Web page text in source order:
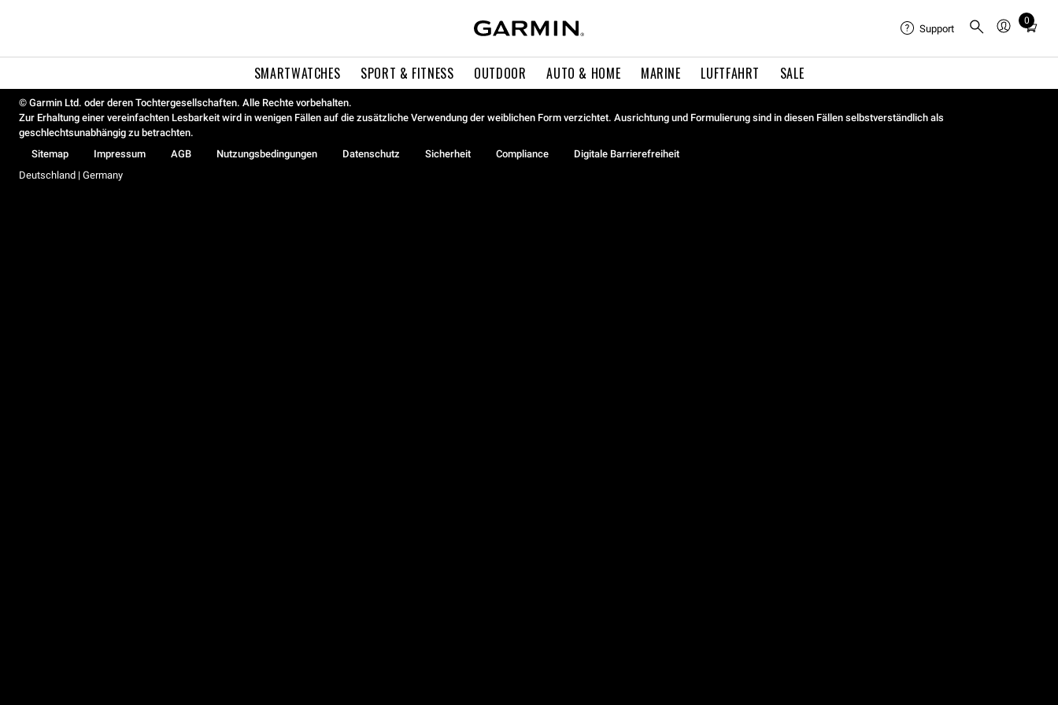
SMARTWATCHES SPORT & FITNESS OUTDOOR AUTO & HOME MARINE LUFTFAHRT SALE
Support
0
Total
in
© Garmin Ltd. oder deren Tochtergesellschaften. Alle Rechte vorbehalten.
Zur Erhaltung einer vereinfachten Lesbarkeit wird in wenigen Fällen auf die zusätzliche Verwendung der weiblichen Form verzichtet. Ausrichtung und Formulierung sind in diesen Fällen selbstverständlich als
geschlechtsunabhängig zu betrachten.
Sitemap
Impressum AGB Nutzungsbedingungen Datenschutz Sicherheit Compliance
Digitale Barrierefreiheit
Deutschland | Germany